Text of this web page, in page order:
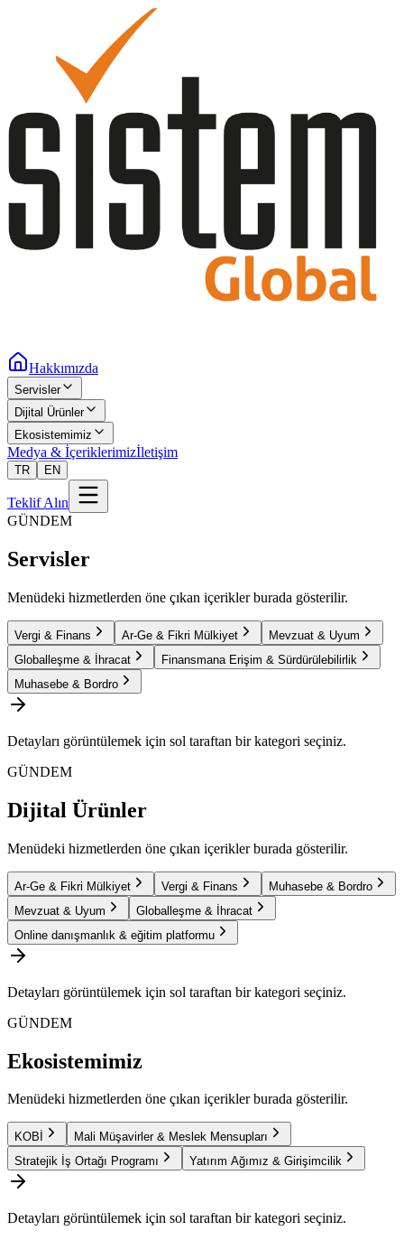
Hakkımızda
Servisler
Dijital Ürünler
Ekosistemimiz
Medya & İçeriklerimizİletişim
TR EN
Teklif Alın
GÜNDEM
Servisler
Menüdeki hizmetlerden öne çıkan içerikler burada gösterilir.
Vergi & Finans Ar-Ge & Fikri Mülkiyet
Mevzuat & Uyum
Globalleşme & İhracat
Finansmana Erişim & Sürdürülebilirlik
Muhasebe & Bordro
Detayları görüntülemek için sol taraftan bir kategori seçiniz.
GÜNDEM
Dijital Ürünler
Menüdeki hizmetlerden öne çıkan içerikler burada gösterilir.
Ar-Ge & Fikri Mülkiyet Vergi & Finans
Muhasebe & Bordro
Mevzuat & Uyum
Globalleşme & İhracat
Online danışmanlık & eğitim platformu
Detayları görüntülemek için sol taraftan bir kategori seçiniz.
GÜNDEM
Ekosistemimiz
Menüdeki hizmetlerden öne çıkan içerikler burada gösterilir.
KOBİ
Mali Müşavirler & Meslek Mensupları
Stratejik İş Ortağı Programı
Yatırım Ağımız & Girişimcilik
Detayları görüntülemek için sol taraftan bir kategori seçiniz.